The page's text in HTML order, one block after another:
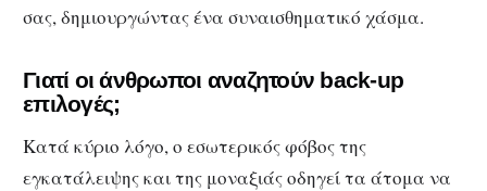
σας, δημιουργώντας ένα συναισθηματικό χάσμα.
Γιατί οι άνθρωποι αναζητούν back-up
επιλογές;
Κατά κύριο λόγο, ο εσωτερικός φόβος της
εγκατάλειψης και της μοναξιάς οδηγεί τα άτομα να